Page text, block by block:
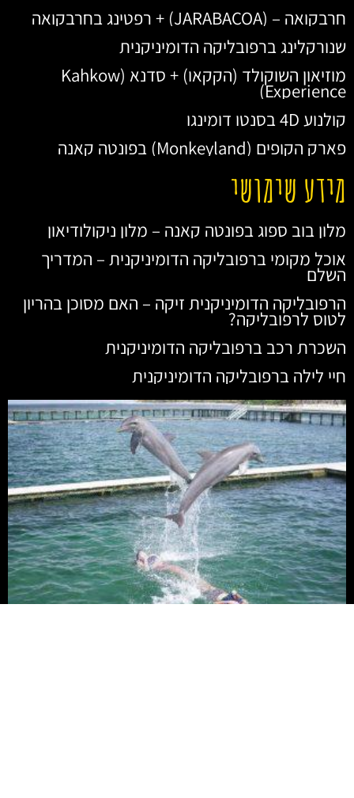
חרבקואה – (JARABACOA) + רפטינג בחרבקואה
שנורקלינג ברפובליקה הדומיניקנית
מוזיאון השוקולד (הקקאו) + סדנא (Kahkow
Experience)
קולנוע 4D בסנטו דומינגו
פארק הקופים (Monkeyland) בפונטה קאנה
מידע שימושי
מלון בוב ספוג בפונטה קאנה – מלון ניקולודיאון
אוכל מקומי ברפובליקה הדומיניקנית – המדריך
השלם
הרפובליקה הדומיניקנית זיקה – האם מסוכן בהריון
לטוס לרפובליקה?
השכרת רכב ברפובליקה הדומיניקנית
חיי לילה ברפובליקה הדומיניקנית